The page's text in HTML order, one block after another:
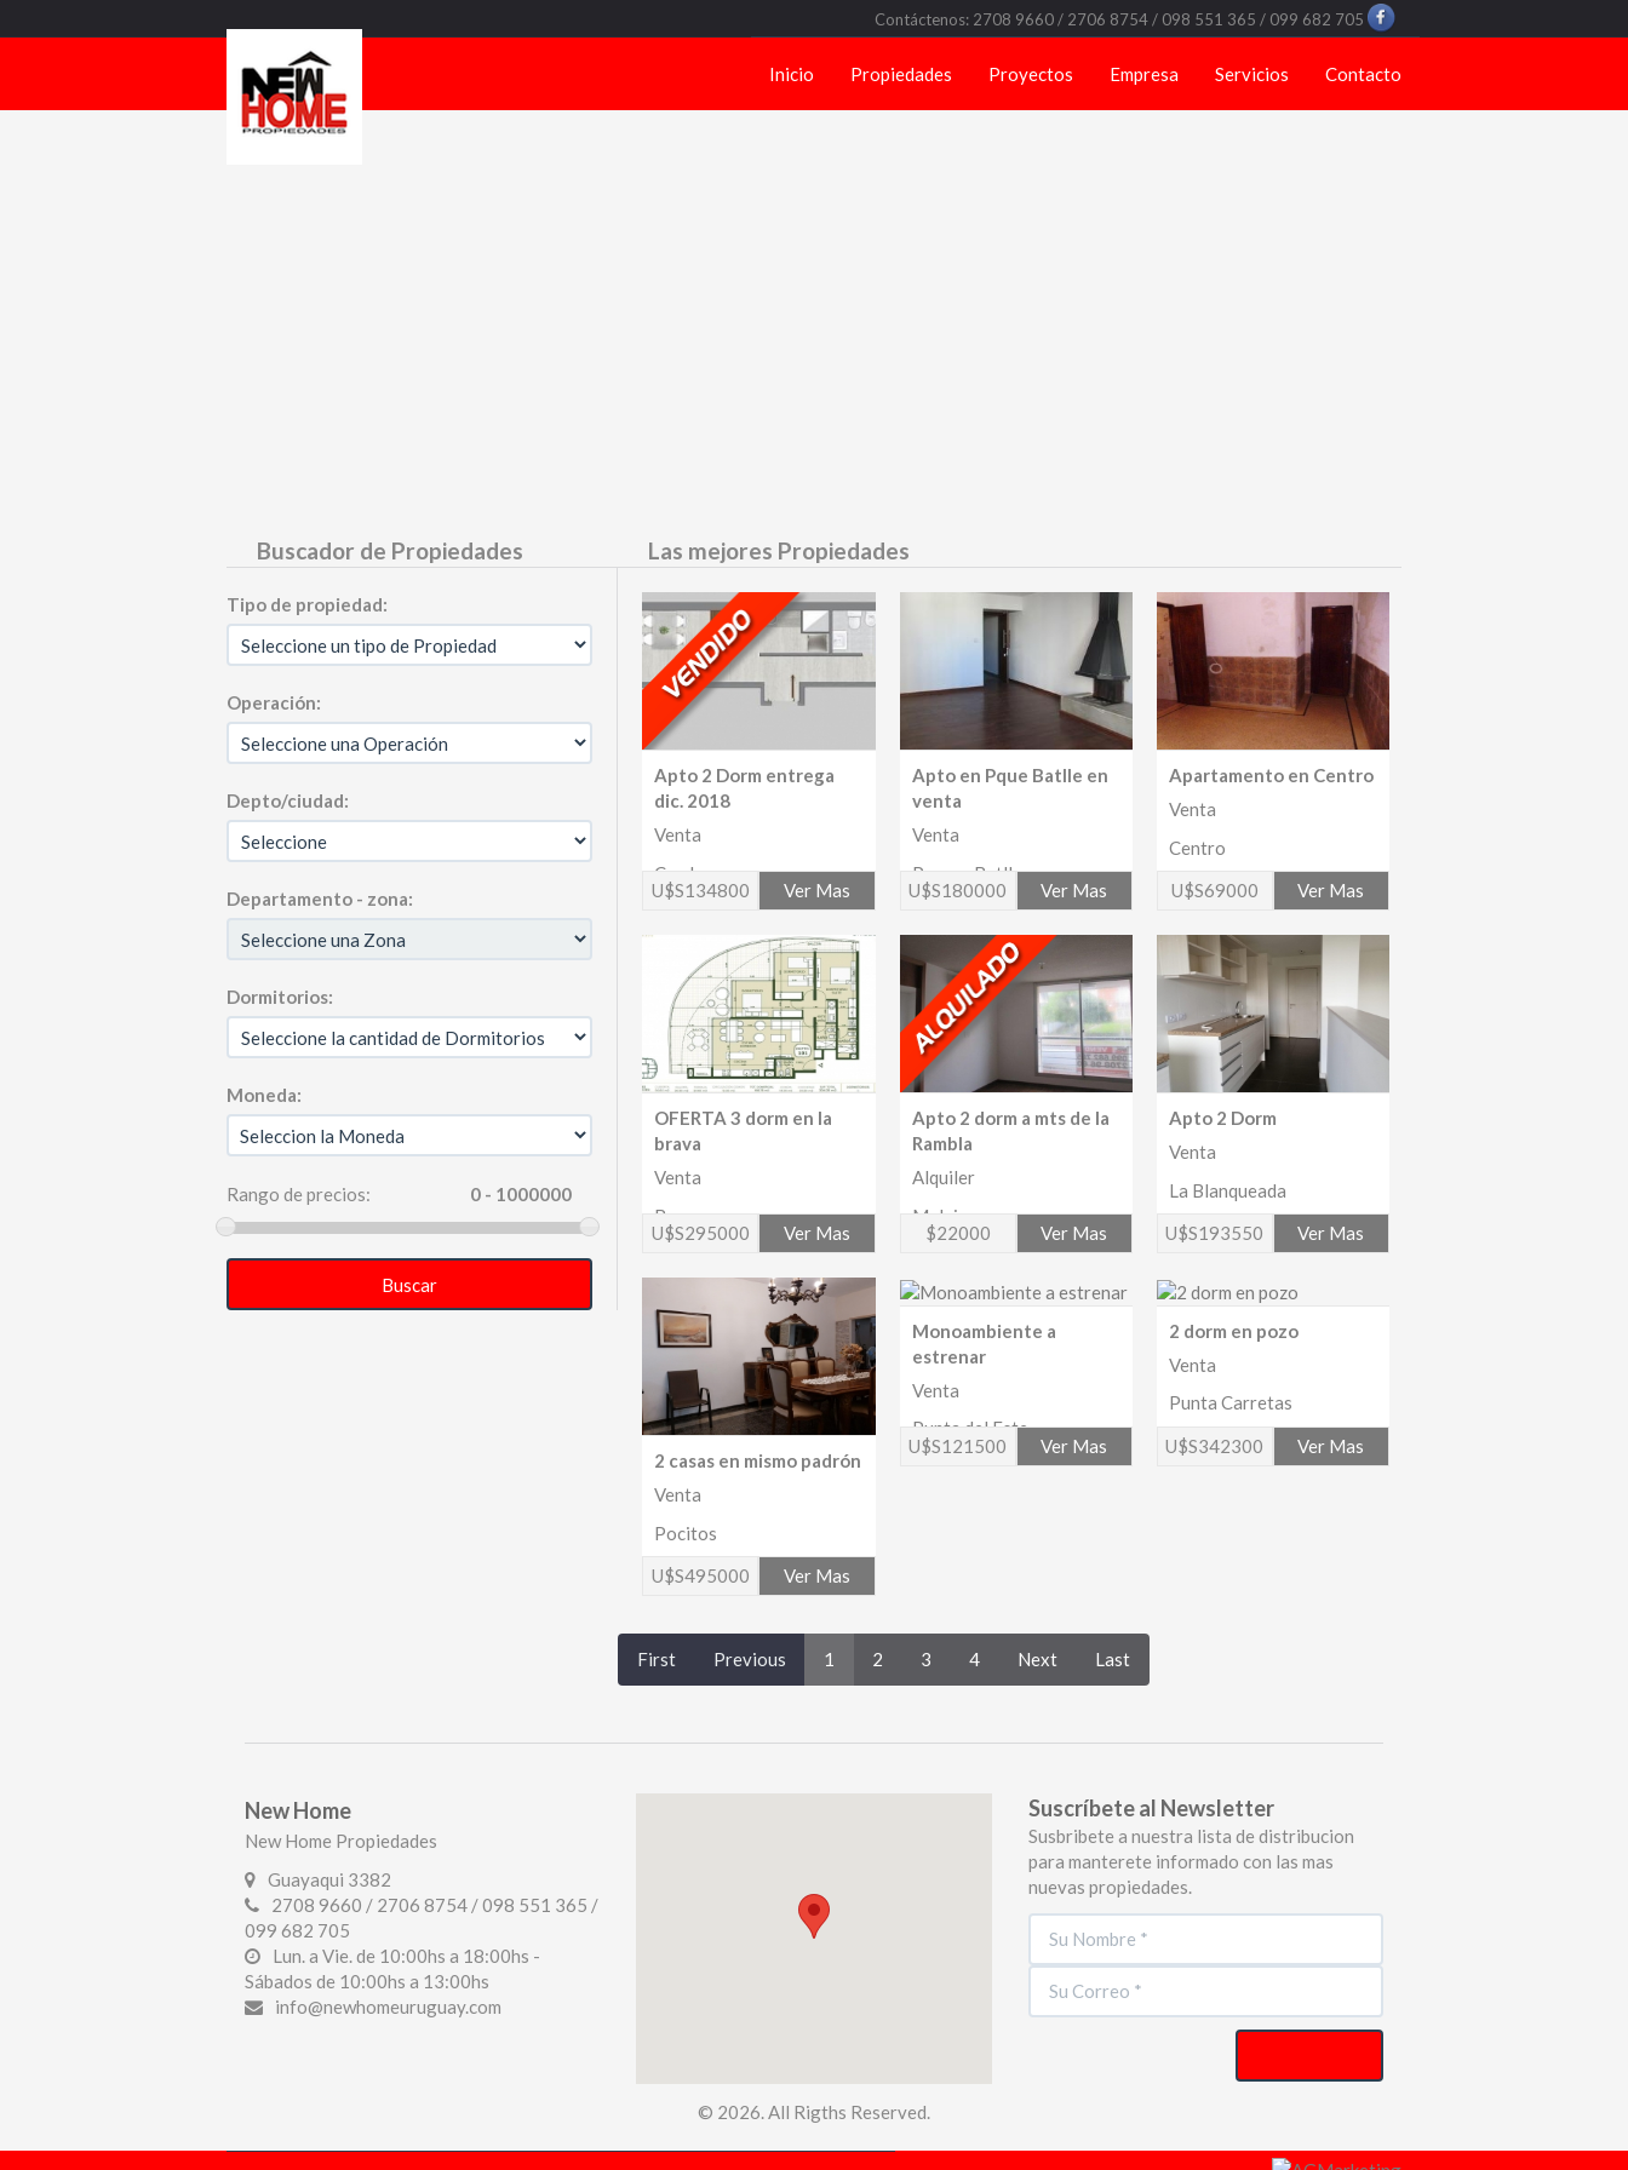
Contáctenos: 2708 9660 / 2706 8754 / 098 551 365 / 099 682 705
Inicio Propiedades Proyectos Empresa Servicios Contacto
Buscador de Propiedades
Tipo de propiedad:
Operación:
Depto/ciudad:
Departamento - zona:
Dormitorios:
Moneda:
Rango de precios:
Buscar
Las mejores Propiedades
Apto 2 Dorm entrega
dic. 2018
Venta
Cordon
U$S134800
Ver Mas
Apto en Pque Batlle en
venta
Venta
Parque Batlle
U$S180000
Ver Mas
Apartamento en Centro
Venta
Centro
U$S69000
Ver Mas
OFERTA 3 dorm en la
brava
Venta
Brava
U$S295000
Ver Mas
Apto 2 dorm a mts de la
Rambla
Alquiler
Malvin
$22000
Ver Mas
Apto 2 Dorm
Venta
La Blanqueada
U$S193550
Ver Mas
2 casas en mismo padrón
Venta
Pocitos
U$S495000
Ver Mas
Monoambiente a
estrenar
Venta
Punta del Este
U$S121500
Ver Mas
2 dorm en pozo
Venta
Punta Carretas
U$S342300
Ver Mas
First Previous 1 2 3 4 Next Last
New Home
New Home Propiedades
Guayaqui 3382
2708 9660 / 2706 8754 / 098 551 365 /
099 682 705
Lun. a Vie. de 10:00hs a 18:00hs -
Sábados de 10:00hs a 13:00hs
info@newhomeuruguay.com
Suscríbete al Newsletter
Susbribete a nuestra lista de distribucion
para manterete informado con las mas
nuevas propiedades.
© 2026. All Rigths Reserved.